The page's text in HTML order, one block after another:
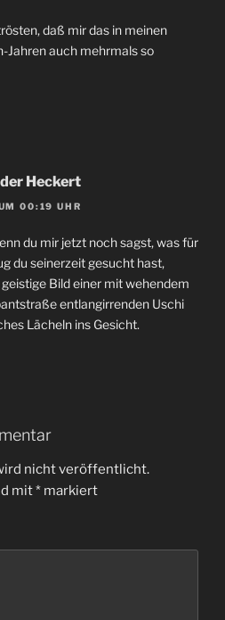
daß mir das in meinen
Jahren auch mehrmals so
Heckert
00:19 UHR
du mir jetzt noch sagst, was für
du seinerzeit gesucht hast,
Bild einer mit wehendem
entlangirrenden Uschi
Lächeln ins Gesicht.
nicht veröffentlicht.
mit* markiert